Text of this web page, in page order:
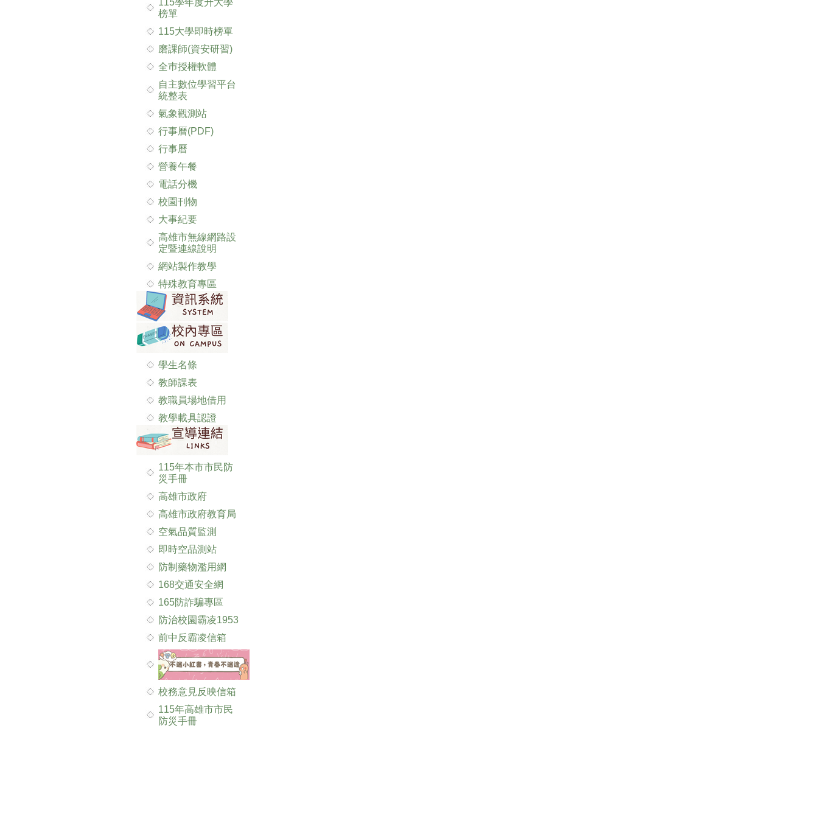
115學年度升大學
榜單
115大學即時榜單
磨課師(資安研習)
全巿授權軟體
自主數位學習平台
統整表
氣象觀測站
行事曆(PDF)
行事曆
營養午餐
電話分機
校園刊物
大事紀要
高雄市無線網路設
定暨連線說明
網站製作教學
特殊教育專區
學生名條
教師課表
教職員場地借用
教學載具認證
115年本市市民防
災手冊
高雄市政府
高雄市政府教育局
空氣品質監測
即時空品測站
防制藥物濫用網
168交通安全網
165防詐騙專區
防治校園霸凌1953
前中反霸凌信箱
校務意見反映信箱
115年高雄市市民
防災手冊